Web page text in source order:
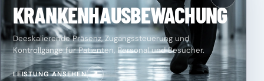
KRANKENHAUSBEWACHUNG
Deeskalierende Präsenz, Zugangssteuerung und
Kontrollgänge für Patienten, Personal und Besucher.
LEISTUNG ANSEHEN ↗